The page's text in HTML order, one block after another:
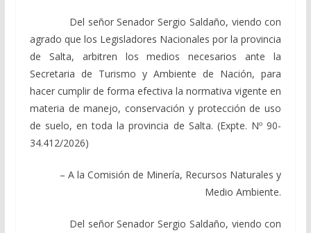
Del señor Senador Sergio Saldaño, viendo con
agrado que los Legisladores Nacionales por la provincia
de Salta, arbitren los medios necesarios ante la
Secretaria de Turismo y Ambiente de Nación, para
hacer cumplir de forma efectiva la normativa vigente en
materia de manejo, conservación y protección de uso
de suelo, en toda la provincia de Salta. (Expte. Nº 90-
34.412/2026)
– A la Comisión de Minería, Recursos Naturales y
Medio Ambiente.
Del señor Senador Sergio Saldaño, viendo con